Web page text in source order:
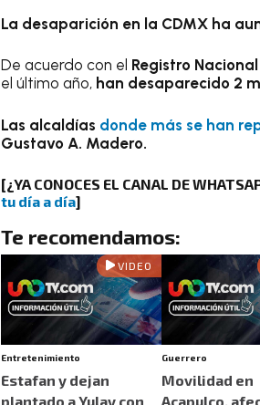
La desaparición en la CDMX ha
De acuerdo con el Registro
el último año, han desaparecido 2
Las alcaldías donde más se han
Gustavo A. Madero.
[¿YA CONOCES EL CANAL DE
tu día a día]
Te recomendamos:
VIDEO
Entretenimiento
Estafan y dejan
plantado a Yulay con
Guerrero
Movilidad en
Acapulco,